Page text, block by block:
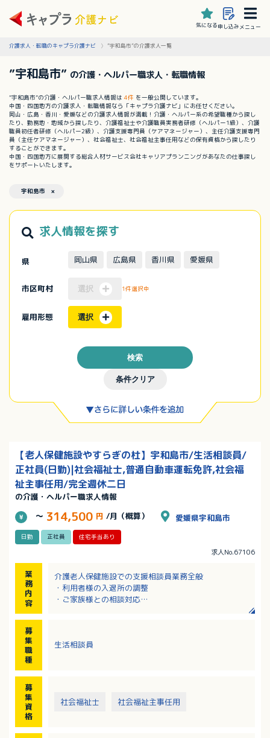
気になる申し込みメニュー
介護求人・転職のキャプラ介護ナビ ”宇和島市”の介護求人一覧
”宇和島市” の介護・ヘルパー職求人・転職情報
”宇和島市”の介護・ヘルパー職求人情報は4件 を一般公開しています。
中国・四国地方の介護求人・転職情報なら「キャプラ介護ナビ」にお任せください。
岡山・広島・香川・愛媛などの介護求人情報が満載！介護・ヘルパー系の希望職種から探し
たり、勤務地・地域から探したり、介護福祉士や介護職員実務者研修（ヘルパー1級）、介護
職員初任者研修（ヘルパー2級）、介護支援専門員（ケアマネージャー）、主任介護支援専門
員（主任ケアマネージャー）、社会福祉士、社会福祉主事任用などの保有資格から探したり
することができます。
中国・四国地方に展開する総合人材サービス会社キャリアプランニングがあなたの仕事探し
をサポートいたします。
宇和島市 ×
求人情報を探す
県 岡山県 広島県 香川県 愛媛県
市区町村 選択 1件選択中
雇用形態 選択
条件クリア
検索
【老人保健施設やすらぎの杜】宇和島市/生活相談員/
正社員(日勤)|社会福祉士,普通自動車運転免許,社会福
祉主事任用/完全週休二日
の介護・ヘルパー職求人情報
～ 314,500 円 /月（概算） 愛媛県宇和島市
日勤 正社員 住宅手当あり
求人No.67106
業
務
内
容
介護老人保健施設での支援相談員業務全般
・利用者様の入退所の調整
・ご家族様との相談対応
募
集
職
種
生活相談員
募
集
資
格
社会福祉士 社会福祉主事任用